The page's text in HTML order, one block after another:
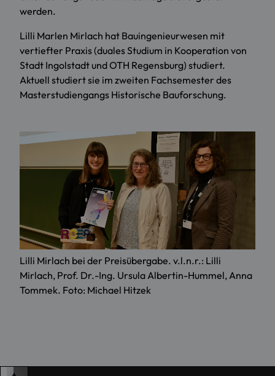
werden.
Lilli Marlen Mirlach hat Bauingenieurwesen mit
vertiefter Praxis (duales Studium in Kooperation von
Stadt Ingolstadt und OTH Regensburg) studiert.
Aktuell studiert sie im zweiten Fachsemester des
Masterstudiengangs Historische Bauforschung.
Lilli Mirlach bei der Preisübergabe. v.l.n.r.: Lilli
Mirlach, Prof. Dr.-Ing. Ursula Albertin-Hummel, Anna
Tommek. Foto: Michael Hitzek